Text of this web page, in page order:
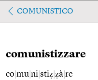
COMUNISTICO
comunistizzare
co mu ni stiẓ ẓà re